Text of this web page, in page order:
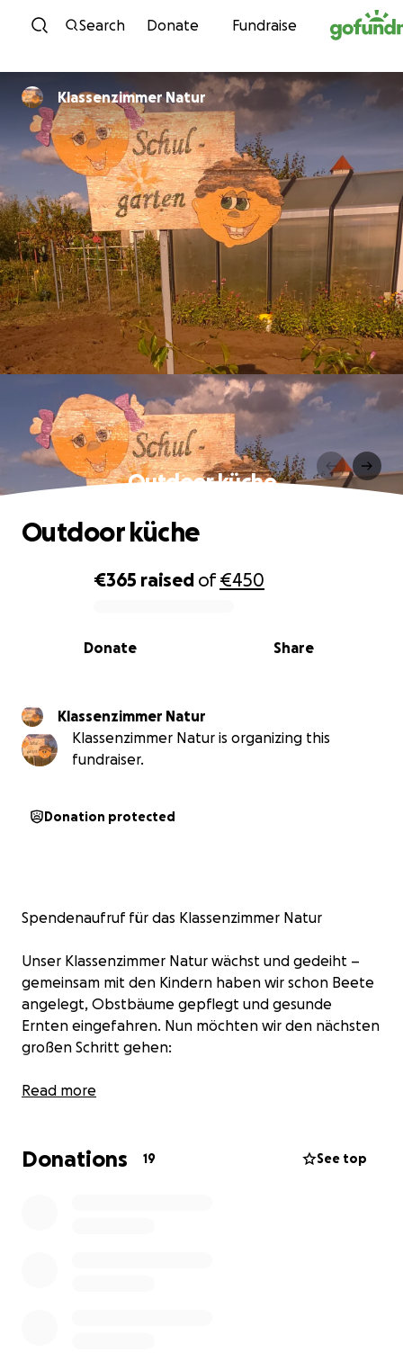
Skip to content
Search Donate Fundraise
Klassenzimmer Natur
Outdoor küche
0% complete
€365 raised of€450
Share
Donate
Outdoor küche
Klassenzimmer Natur
Klassenzimmer Natur is organizing this
fundraiser.
Donation protected
Spendenaufruf für das Klassenzimmer Natur
Unser Klassenzimmer Natur wächst und gedeiht –
gemeinsam mit den Kindern haben wir schon Beete
angelegt, Obstbäume gepflegt und gesunde
Ernten eingefahren. Nun möchten wir den nächsten
großen Schritt gehen:
✨ Eine Outdoor-Küche für unsere Kinder! ✨
direkt im Garten ernten, waschen, schneiden und
Read more
Donations 19 See top